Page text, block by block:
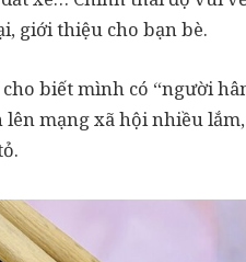
giới thiệu cho bạn bè.
biết mình có “người
lên mạng xã hội nhiều